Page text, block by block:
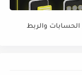
والربط